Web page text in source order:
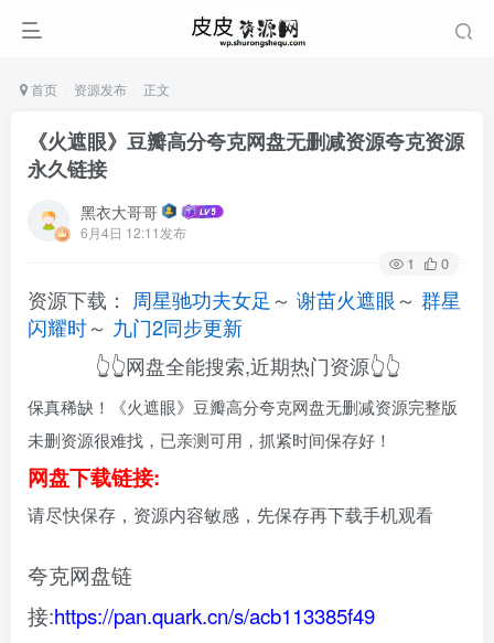
首页 资源发布 正文
《火遮眼》豆瓣高分夸克网盘无删减资源夸克资源
永久链接
黑衣大哥哥
6月4日 12:11发布
1 0
资源下载： 周星驰功夫女足 ～ 谢苗火遮眼～ 群星
闪耀时～ 九门2同步更新
👆👆网盘全能搜索,近期热门资源👆👆
保真稀缺！《火遮眼》豆瓣高分夸克网盘无删减资源完整版
未删资源很难找，已亲测可用，抓紧时间保存好！
网盘下载链接:
请尽快保存，资源内容敏感，先保存再下载手机观看
夸克网盘链
接:https://pan.quark.cn/s/acb113385f49